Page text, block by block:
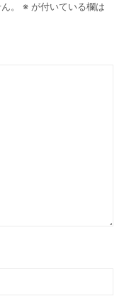
。 ※ が付いている欄は